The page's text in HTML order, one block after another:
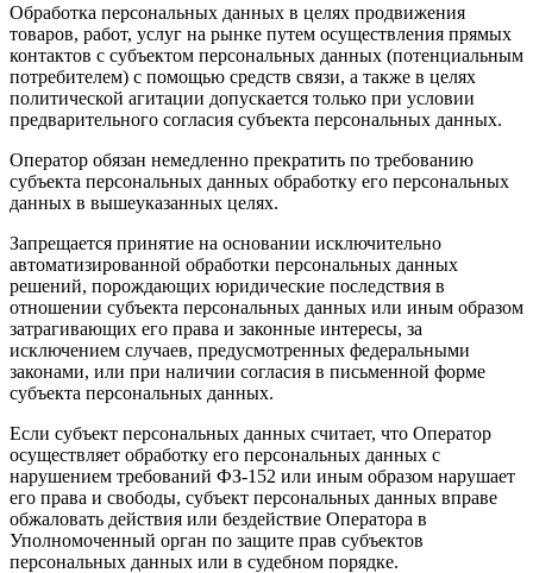
Обработка персональных данных в целях продвижения
товаров, работ, услуг на рынке путем осуществления прямых
контактов с субъектом персональных данных (потенциальным
потребителем) с помощью средств связи, а также в целях
политической агитации допускается только при условии
предварительного согласия субъекта персональных данных.
Оператор обязан немедленно прекратить по требованию
субъекта персональных данных обработку его персональных
данных в вышеуказанных целях.
Запрещается принятие на основании исключительно
автоматизированной обработки персональных данных
решений, порождающих юридические последствия в
отношении субъекта персональных данных или иным образом
затрагивающих его права и законные интересы, за
исключением случаев, предусмотренных федеральными
законами, или при наличии согласия в письменной форме
субъекта персональных данных.
Если субъект персональных данных считает, что Оператор
осуществляет обработку его персональных данных с
нарушением требований ФЗ-152 или иным образом нарушает
его права и свободы, субъект персональных данных вправе
обжаловать действия или бездействие Оператора в
Уполномоченный орган по защите прав субъектов
персональных данных или в судебном порядке.